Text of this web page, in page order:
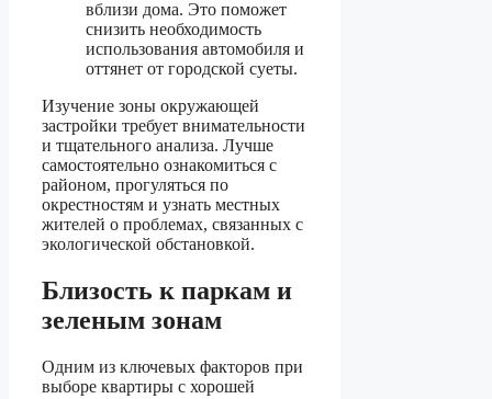
вблизи дома. Это поможет
снизить необходимость
использования автомобиля и
оттянет от городской суеты.
Изучение зоны окружающей
застройки требует внимательности
и тщательного анализа. Лучше
самостоятельно ознакомиться с
районом, прогуляться по
окрестностям и узнать местных
жителей о проблемах, связанных с
экологической обстановкой.
Близость к паркам и
зеленым зонам
Одним из ключевых факторов при
выборе квартиры с хорошей